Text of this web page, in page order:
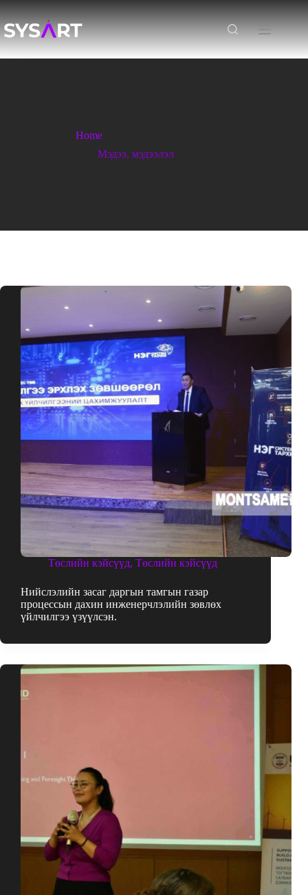
Home
Мэдээ, мэдээлэл
Төслийн кэйсүүд, Төслийн кэйсүүд
Нийслэлийн засаг даргын тамгын газар
процессын дахин инженерчлэлийн зөвлөх
үйлчилгээ үзүүлсэн.